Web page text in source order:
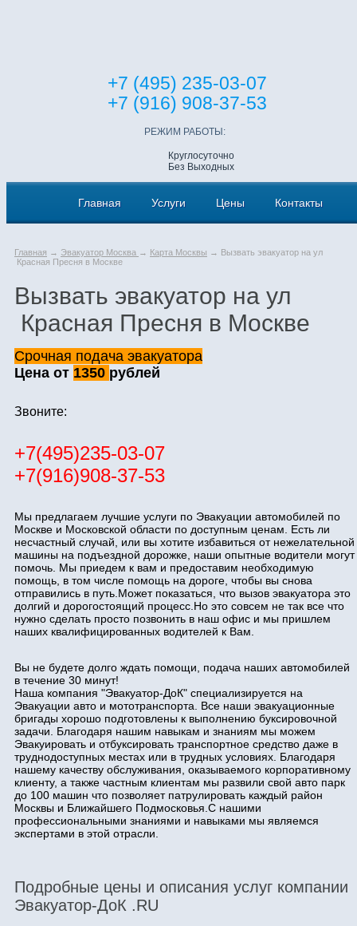
+7 (495) 235-03-07
+7 (916) 908-37-53
РЕЖИМ РАБОТЫ:
Круглосуточно
Без Выходных
Главная Услуги Цены Контакты
Главная → Эвакуатор Москва → Карта Москвы → Вызвать эвакуатор на ул
Красная Пресня в Москве
Вызвать эвакуатор на ул
Красная Пресня в Москве
Срочная подача эвакуатора
Цена от 1350 рублей
Звоните:
+7(495)235-03-07
+7(916)908-37-53
Мы предлагаем лучшие услуги по Эвакуации автомобилей по
Москве и Московской области по доступным ценам. Есть ли
несчастный случай, или вы хотите избавиться от нежелательной
машины на подъездной дорожке, наши опытные водители могут
помочь. Мы приедем к вам и предоставим необходимую
помощь, в том числе помощь на дороге, чтобы вы снова
отправились в путь.Может показаться, что вызов эвакуатора это
долгий и дорогостоящий процесс.Но это совсем не так все что
нужно сделать просто позвонить в наш офис и мы пришлем
наших квалифицированных водителей к Вам.
Вы не будете долго ждать помощи, подача наших автомобилей
в течение 30 минут!
Наша компания "Эвакуатор-ДоК" специализируется на
Эвакуации авто и мототранспорта. Все наши эвакуационные
бригады хорошо подготовлены к выполнению буксировочной
задачи. Благодаря нашим навыкам и знаниям мы можем
Эвакуировать и отбуксировать транспортное средство даже в
труднодоступных местах или в трудных условиях. Благодаря
нашему качеству обслуживания, оказываемого корпоративному
клиенту, а также частным клиентам мы развили свой авто парк
до 100 машин что позволяет патрулировать каждый район
Москвы и Ближайшего Подмосковья.С нашими
профессиональными знаниями и навыками мы являемся
экспертами в этой отрасли.
Подробные цены и описания услуг компании
Эвакуатор-ДоК .RU